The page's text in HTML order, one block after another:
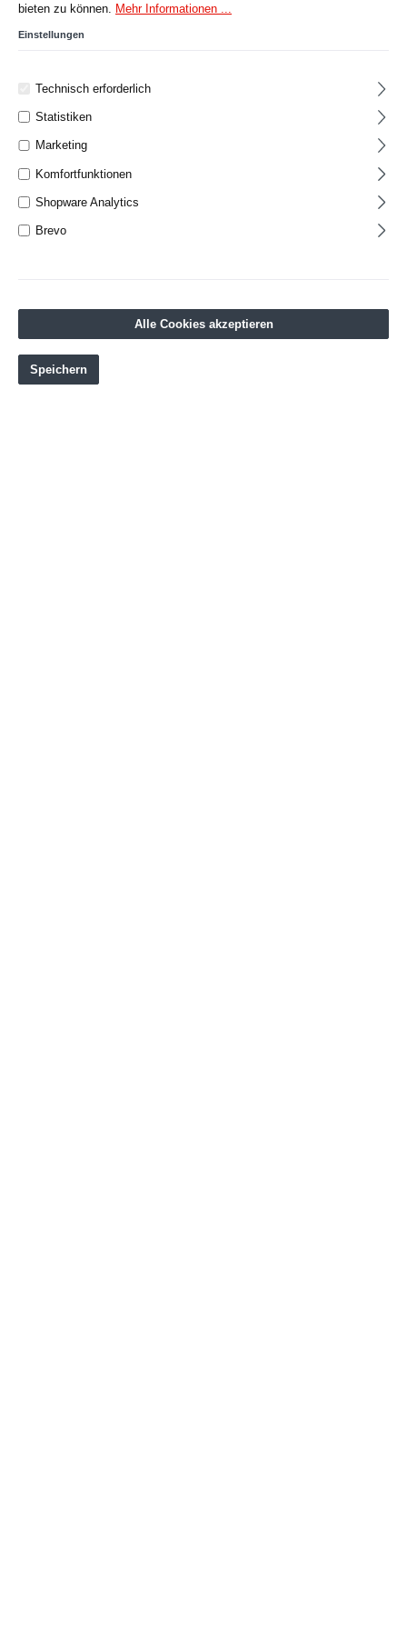
bieten zu können. Mehr Informationen ...
Einstellungen
Technisch erforderlich
Statistiken
Marketing
Komfortfunktionen
Shopware Analytics
Brevo
Alle Cookies akzeptieren
Speichern